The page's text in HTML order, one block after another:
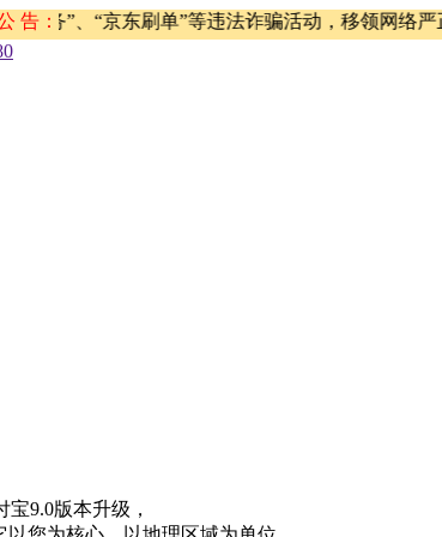
告：”、“京东刷单”等违法诈骗活动，移领网络
9.0版本升级，